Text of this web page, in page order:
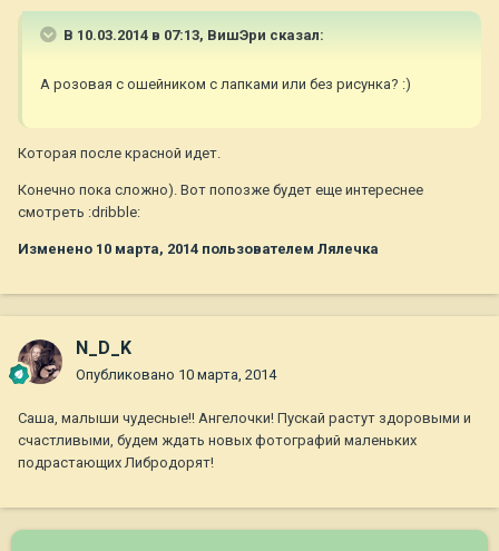
В 10.03.2014 в 07:13, ВишЭри сказал:
А розовая с ошейником с лапками или без рисунка? :)
Которая после красной идет.
Конечно пока сложно). Вот попозже будет еще интереснее
смотреть :dribble:
Изменено 10 марта, 2014 пользователем Лялечка
N_D_K
Опубликовано 10 марта, 2014
Саша, малыши чудесные!! Ангелочки! Пускай растут здоровыми и
счастливыми, будем ждать новых фотографий маленьких
подрастающих Либродорят!